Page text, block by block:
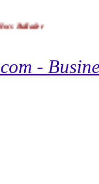
Ad Hocs Ballader
-